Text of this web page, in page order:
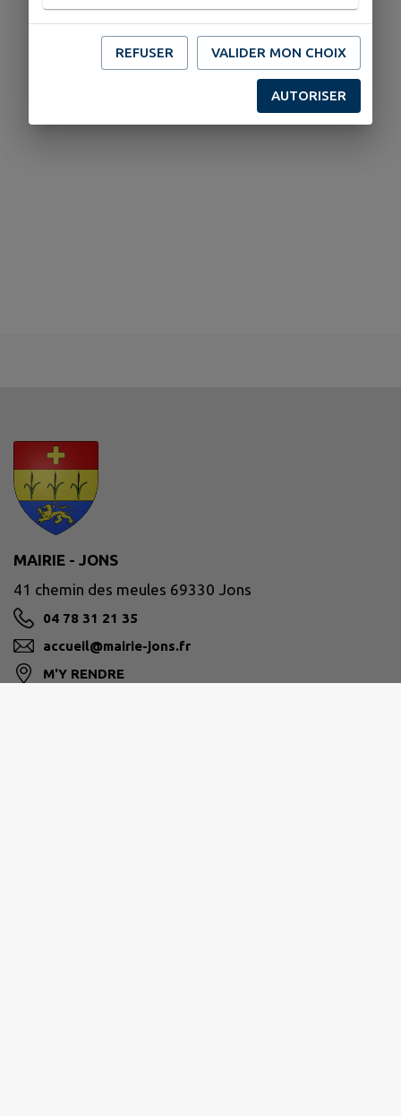
MAIRIE - JONS
41 chemin des meules 69330 Jons
04 78 31 21 35
accueil@mairie-jons.fr
M'Y RENDRE
REFUSER VALIDER MON CHOIX
AUTORISER